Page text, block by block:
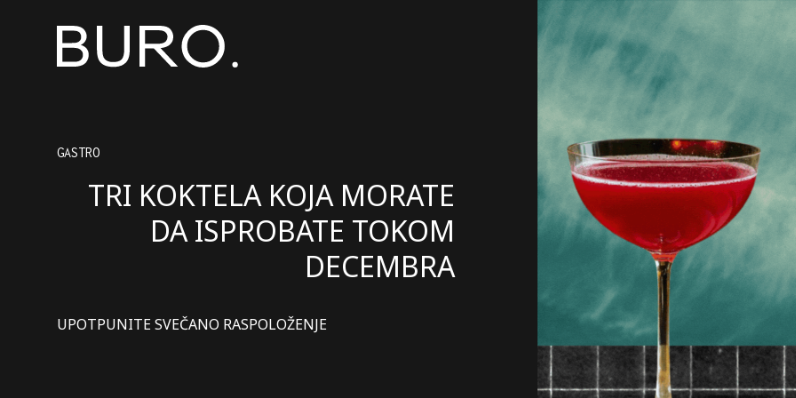
GASTRO
TRI KOKTELA KOJA MORATE
DA ISPROBATE TOKOM
DECEMBRA
UPOTPUNITE SVEČANO RASPOLOŽENJE